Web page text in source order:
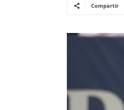
Compartir